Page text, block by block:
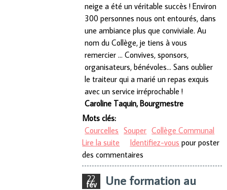
neige a été un véritable succès ! Environ
300 personnes nous ont entourés, dans
une ambiance plus que conviviale. Au
nom du Collège, je tiens à vous
remercier ... Convives, sponsors,
organisateurs, bénévoles... Sans oublier
le traiteur qui a marié un repas exquis
avec un service irréprochable !
Caroline Taquin, Bourgmestre
Mots clés:
Courcelles Souper Collège Communal
Lire la suite de Le Souper du Collège
Identifiez-vous pour poster
des commentaires
22
fév
Une formation au